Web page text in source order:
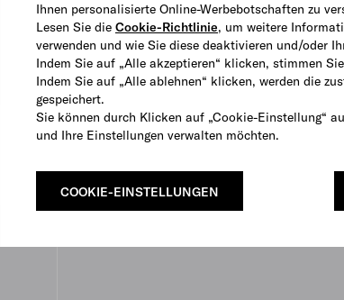
Ihnen personalisierte Online-Werbebotschaften zu
Lesen Sie die Cookie-Richtlinie, um weitere
verwenden und wie Sie diese deaktivieren und/oder
Indem Sie auf „Alle akzeptieren“ klicken, stimmen
Indem Sie auf „Alle ablehnen“ klicken, werden die
gespeichert.
Sie können durch Klicken auf „Cookie-Einstellung“
und Ihre Einstellungen verwalten möchten.
COOKIE-EINSTELLUNGEN
Leine aus Re-Nylon